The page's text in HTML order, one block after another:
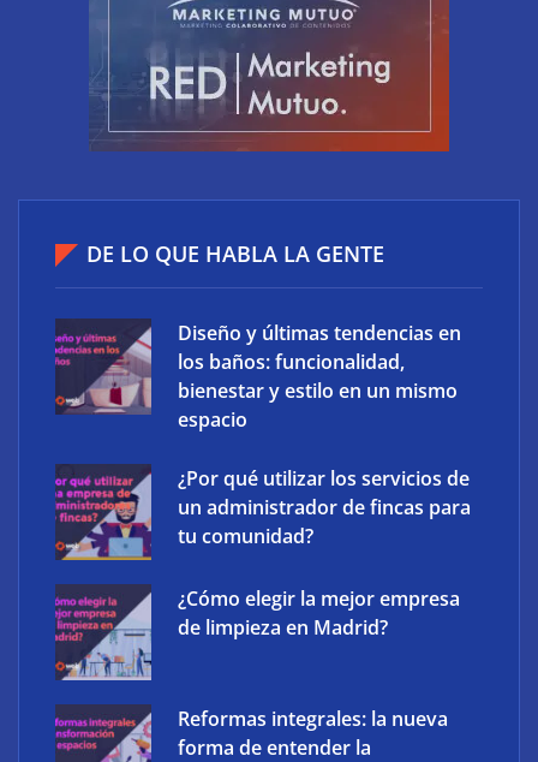
Ucademy lanza la marca Polaris para adaptar la
preparación de oposiciones al perfil del estudiante
Atos consigue la exclusiva certificación en
ciberdefensa CMMC 2.0 del Departamento de
Defensa de EE. UU.
DE LO QUE HABLA LA GENTE
Diseño y últimas tendencias en
los baños: funcionalidad,
bienestar y estilo en un mismo
espacio
¿Por qué utilizar los servicios de
un administrador de fincas para
tu comunidad?
¿Cómo elegir la mejor empresa
de limpieza en Madrid?
Reformas integrales: la nueva
forma de entender la